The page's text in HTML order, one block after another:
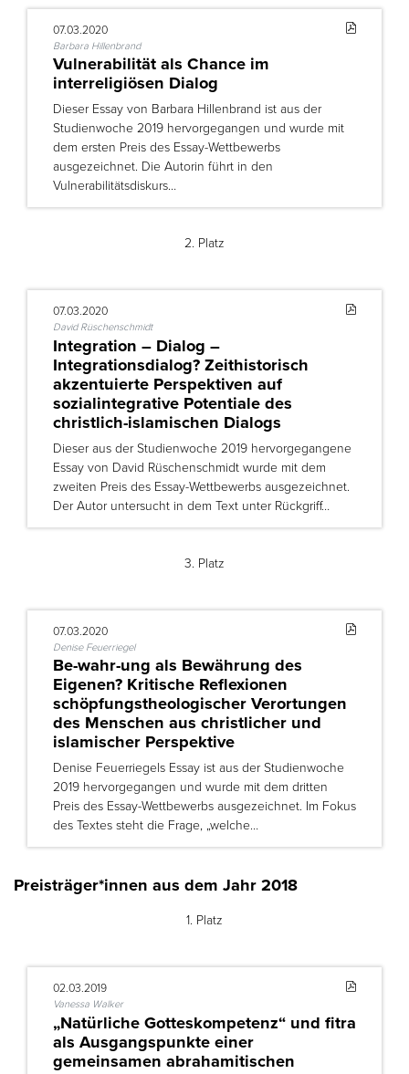
07.03.2020
Barbara Hillenbrand
Vulnerabilität als Chance im
interreligiösen Dialog
Dieser Essay von Barbara Hillenbrand ist aus der
Studienwoche 2019 hervorgegangen und wurde mit
dem ersten Preis des Essay-Wettbewerbs
ausgezeichnet. Die Autorin führt in den
Vulnerabilitätsdiskurs…
2. Platz
07.03.2020
David Rüschenschmidt
Integration – Dialog –
Integrationsdialog? Zeithistorisch
akzentuierte Perspektiven auf
sozialintegrative Potentiale des
christlich-islamischen Dialogs
Dieser aus der Studienwoche 2019 hervorgegangene
Essay von David Rüschenschmidt wurde mit dem
zweiten Preis des Essay-Wettbewerbs ausgezeichnet.
Der Autor untersucht in dem Text unter Rückgriff…
3. Platz
07.03.2020
Denise Feuerriegel
Be-wahr-ung als Bewährung des
Eigenen? Kritische Reflexionen
schöpfungstheologischer Verortungen
des Menschen aus christlicher und
islamischer Perspektive
Denise Feuerriegels Essay ist aus der Studienwoche
2019 hervorgegangen und wurde mit dem dritten
Preis des Essay-Wettbewerbs ausgezeichnet. Im Fokus
des Textes steht die Frage, „welche…
Preisträger*innen aus dem Jahr 2018
1. Platz
02.03.2019
Vanessa Walker
„Natürliche Gotteskompetenz“ und fitra
als Ausgangspunkte einer
gemeinsamen abrahamitischen